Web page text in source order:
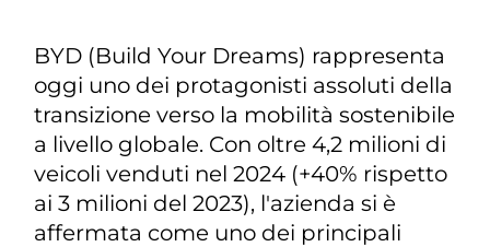
BYD (Build Your Dreams) rappresenta
oggi uno dei protagonisti assoluti della
transizione verso la mobilità sostenibile
a livello globale. Con oltre 4,2 milioni di
veicoli venduti nel 2024 (+40% rispetto
ai 3 milioni del 2023), l'azienda si è
affermata come uno dei principali